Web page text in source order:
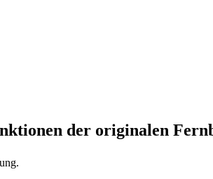
der originalen